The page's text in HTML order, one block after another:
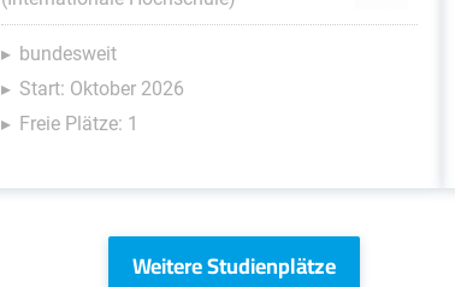
bundesweit
Start: Oktober 2026
Freie Plätze: 1
Weitere Studienplätze